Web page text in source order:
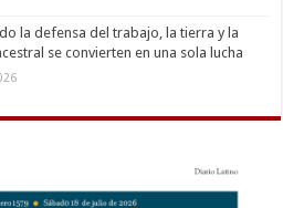
la defensa del trabajo, la tierra y la
se convierten en una sola lucha